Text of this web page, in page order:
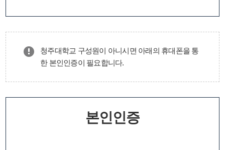
청주대학교 구성원이 아니시면 아래의 휴대폰을 통
한 본인인증이 필요합니다.
본인인증